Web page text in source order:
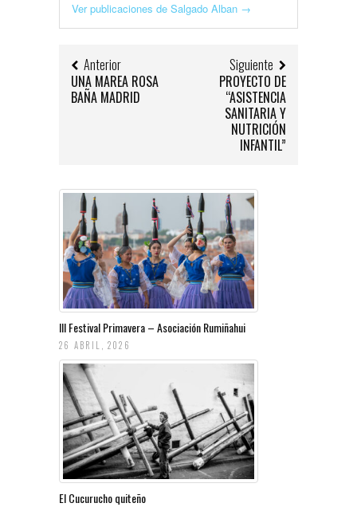
Ver publicaciones de Salgado Alban →
Anterior
UNA MAREA ROSA
BAÑA MADRID
Siguiente
PROYECTO DE
“ASISTENCIA
SANITARIA Y
NUTRICIÓN
INFANTIL”
III Festival Primavera – Asociación Rumiñahui
26 ABRIL, 2026
El Cucurucho quiteño